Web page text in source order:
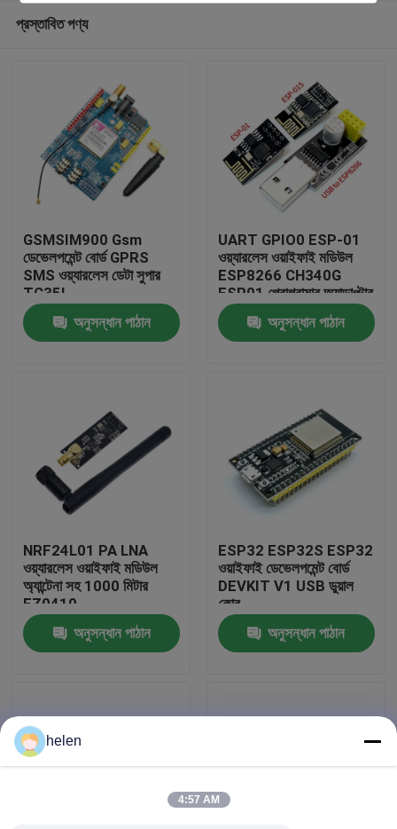
আমাদের সম্পর্কে
কারখানা পরিদর্শন
আমাদের সাথে যোগাযোগ করুন
খবর
ব্লগ
প্রস্তাবিত পণ্য
GSMSIM900 Gsm
ডেভেলপমেন্ট বোর্ড GPRS
SMS ওয়্যারলেস ডেটা সুপার
TC35I
অনুসন্ধান পাঠান
UART GPIO0 ESP-01
ওয়্যারলেস ওয়াইফাই মডিউল
ESP8266 CH340G
ESP01 প্রোগ্রামার অ্যাডাপ্টার
অনুসন্ধান পাঠান
NRF24L01 PA LNA
ওয়্যারলেস ওয়াইফাই মডিউল
অ্যান্টেনা সহ 1000 মিটার
FZ0410
অনুসন্ধান পাঠান
ESP32 ESP32S ESP32
ওয়াইফাই ডেভেলপমেন্ট বোর্ড
DEVKIT V1 USB ডুয়াল
কোর
অনুসন্ধান পাঠান
helen
4:57 AM